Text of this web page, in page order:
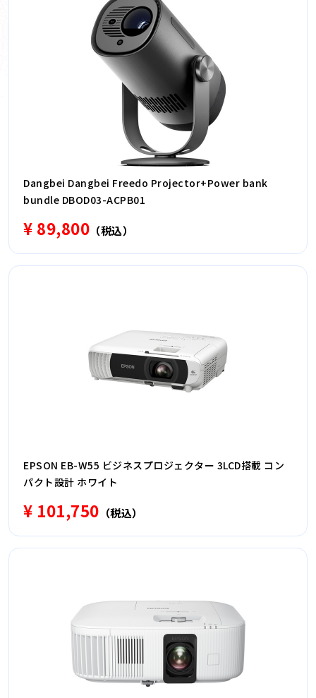
Dangbei Dangbei Freedo Projector+Power bank
bundle DBOD03-ACPB01
¥ 89,800 （税込）
EPSON EB-W55 ビジネスプロジェクター 3LCD搭載 コン
パクト設計 ホワイト
¥ 101,750 （税込）